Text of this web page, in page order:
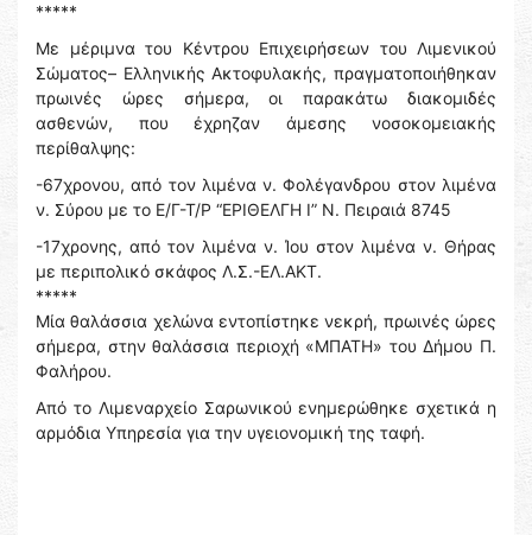
*****
Με μέριμνα του Κέντρου Επιχειρήσεων του Λιμενικού
Σώματος– Ελληνικής Ακτοφυλακής, πραγματοποιήθηκαν
πρωινές ώρες σήμερα, οι παρακάτω διακομιδές
ασθενών, που έχρηζαν άμεσης νοσοκομειακής
περίθαλψης:
-67χρονου, από τον λιμένα ν. Φολέγανδρου στον λιμένα
ν. Σύρου με το Ε/Γ-Τ/Ρ “ΕΡΙΘΕΛΓΗ Ι” Ν. Πειραιά 8745
-17χρονης, από τον λιμένα ν. Ίου στον λιμένα ν. Θήρας
με περιπολικό σκάφος Λ.Σ.-ΕΛ.ΑΚΤ.
*****
Μία θαλάσσια χελώνα εντοπίστηκε νεκρή, πρωινές ώρες
σήμερα, στην θαλάσσια περιοχή «ΜΠΑΤΗ» του Δήμου Π.
Φαλήρου.
Από το Λιμεναρχείο Σαρωνικού ενημερώθηκε σχετικά η
αρμόδια Υπηρεσία για την υγειονομική της ταφή.